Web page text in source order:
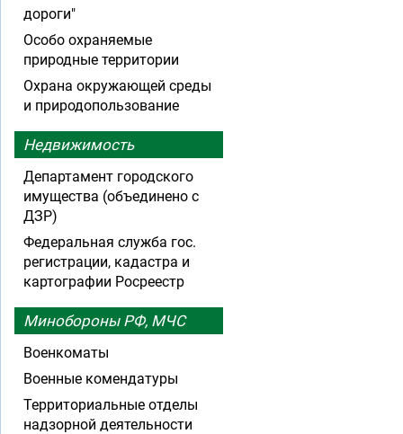
дороги"
Особо охраняемые
природные территории
Охрана окружающей среды
и природопользование
Недвижимость
Департамент городского
имущества (объединено с
ДЗР)
Федеральная служба гос.
регистрации, кадастра и
картографии Росреестр
Минобороны РФ, МЧС
Военкоматы
Военные комендатуры
Территориальные отделы
надзорной деятельности